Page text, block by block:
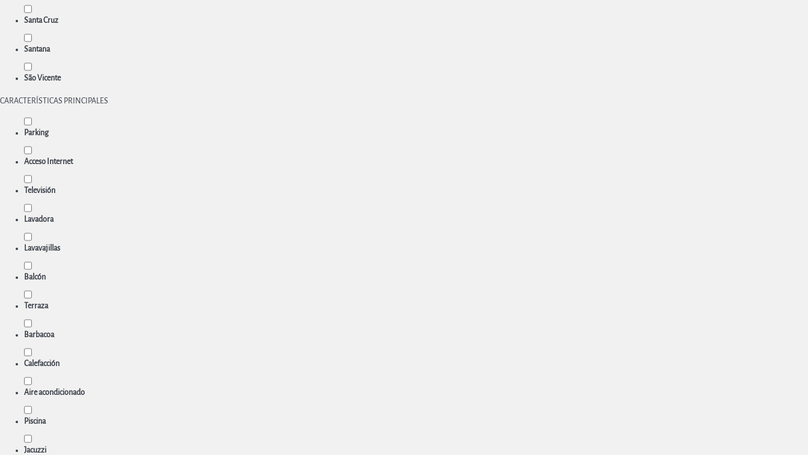
Santa Cruz
Santana
São Vicente
CARACTERÍSTICAS PRINCIPALES
Parking
Acceso Internet
Televisión
Lavadora
Lavavajillas
Balcón
Terraza
Barbacoa
Calefacción
Aire acondicionado
Piscina
Jacuzzi